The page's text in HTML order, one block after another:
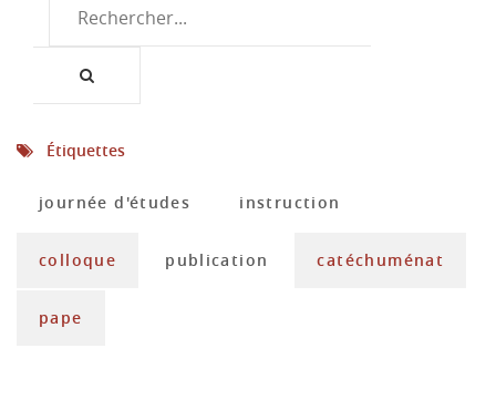
Étiquettes
journée d'études instruction
colloque publication catéchuménat
pape